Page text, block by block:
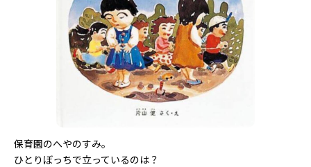
保育園のへやのすみ。
ひとりぼっちで立っているのは？